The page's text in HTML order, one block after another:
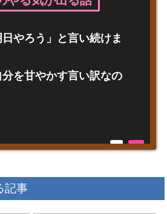
やろう」と言い続けま
を甘やかす言い訳なの
記事